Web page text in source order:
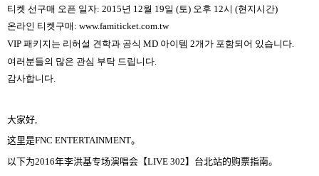
티켓 선구매 오픈 일자: 2015년 12월 19일 (토) 오후 12시 (현지시간)
온라인 티켓구매 : www.famiticket.com.tw
VIP 패키지는 리허설 견학과 공식 MD 아이템 2개가 포함되어 있습니다
여러분들의 많은 관심 부탁 드립니다
감사합니다.
大家好
这里是FNC ENTERTAINMENT。
以下为2016年李洪基专场演唱会 【LIVE 302】 台北站的购票指南。